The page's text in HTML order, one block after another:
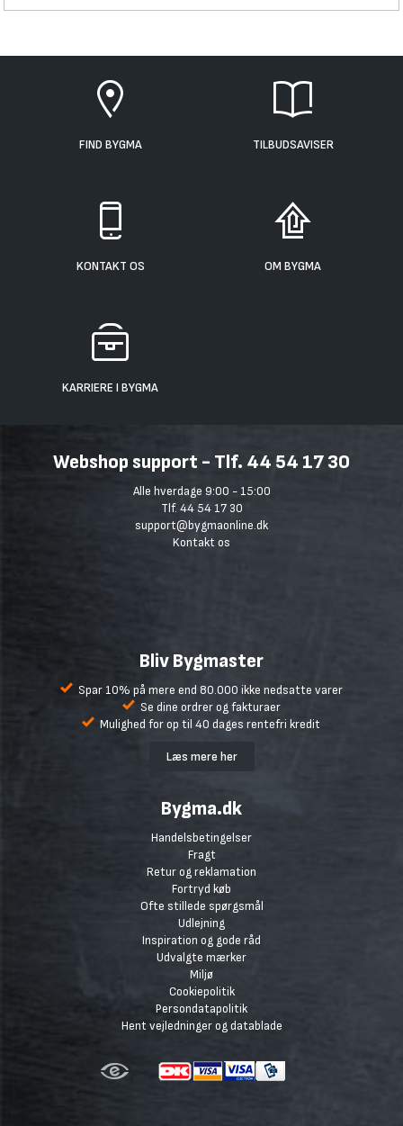
FIND BYGMA TILBUDSAVISER
KONTAKT OS OM BYGMA
KARRIERE I BYGMA
Webshop support - Tlf. 44 54 17 30
Alle hverdage 9:00 - 15:00
Tlf. 44 54 17 30
support@bygmaonline.dk
Kontakt os
Bliv Bygmaster
Spar 10% på mere end 80.000 ikke nedsatte varer
Se dine ordrer og fakturaer
Mulighed for op til 40 dages rentefri kredit
Læs mere her
Bygma.dk
Handelsbetingelser
Fragt
Retur og reklamation
Fortryd køb
Ofte stillede spørgsmål
Udlejning
Inspiration og gode råd
Udvalgte mærker
Miljø
Cookiepolitik
Persondatapolitik
Hent vejledninger og datablade